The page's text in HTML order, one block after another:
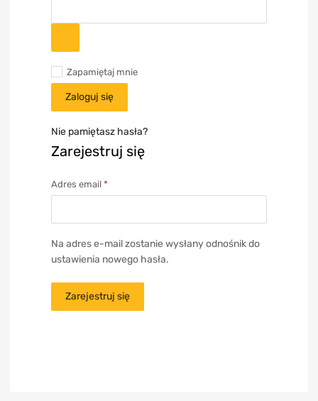
Zapamiętaj mnie
Zaloguj się
Nie pamiętasz hasła?
Zarejestruj się
Adres email *
Na adres e-mail zostanie wysłany odnośnik do
ustawienia nowego hasła.
Zarejestruj się